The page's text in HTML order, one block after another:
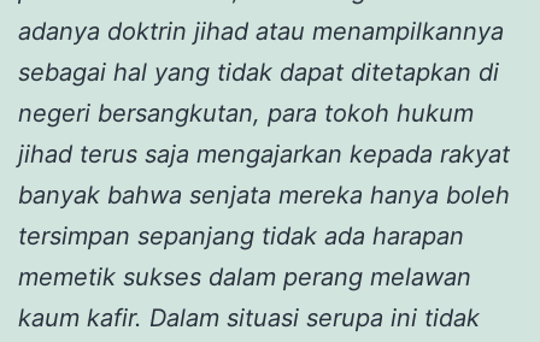
adanya doktrin jihad atau menampilkannya
sebagai hal yang tidak dapat ditetapkan di
negeri bersangkutan, para tokoh hukum
jihad terus saja mengajarkan kepada rakyat
banyak bahwa senjata mereka hanya boleh
tersimpan sepanjang tidak ada harapan
memetik sukses dalam perang melawan
kaum kafir. Dalam situasi serupa ini tidak